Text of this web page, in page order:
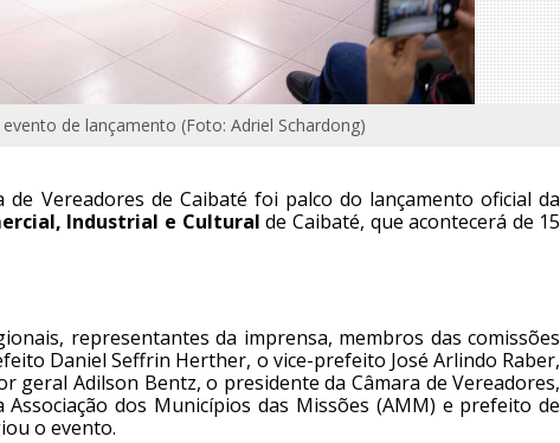
de lançamento (Foto: Adriel Schardong)
Vereadores de Caibaté foi palco do lançamento oficial da
Industrial e Cultural de Caibaté, que acontecerá de 15
representantes da imprensa, membros das comissões
Daniel Seffrin Herther, o vice-prefeito José Arlindo Raber,
geral Adilson Bentz, o presidente da Câmara de Vereadores,
dos Municípios das Missões (AMM) e prefeito de
o evento.